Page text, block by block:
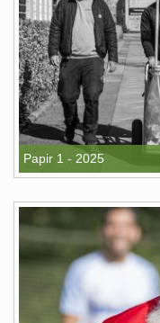
Papir 1 - 2025